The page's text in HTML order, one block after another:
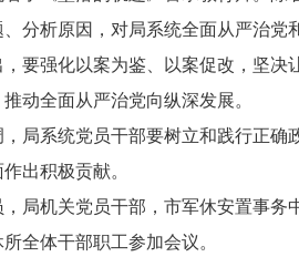
分析原因，对局系统全面从严治
，要强化以案为鉴、以案促改，坚
动全面从严治党向纵深发展。
，局系统党员干部要树立和践行正
出积极贡献。
，局机关党员干部，市军休安置事
全体干部职工参加会议。